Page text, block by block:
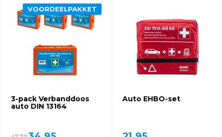
3-pack Verbanddoos
auto DIN 13164
VOORDEELPAKKET
Auto EHBO-set